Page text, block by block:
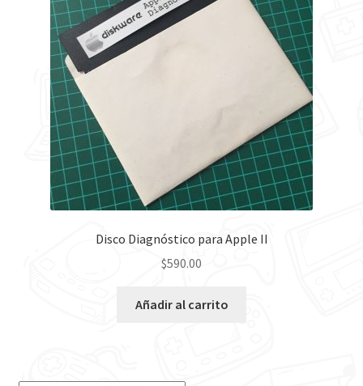
Contáctanos
Disco Diagnóstico para Apple II
$590.00
Añadir al carrito